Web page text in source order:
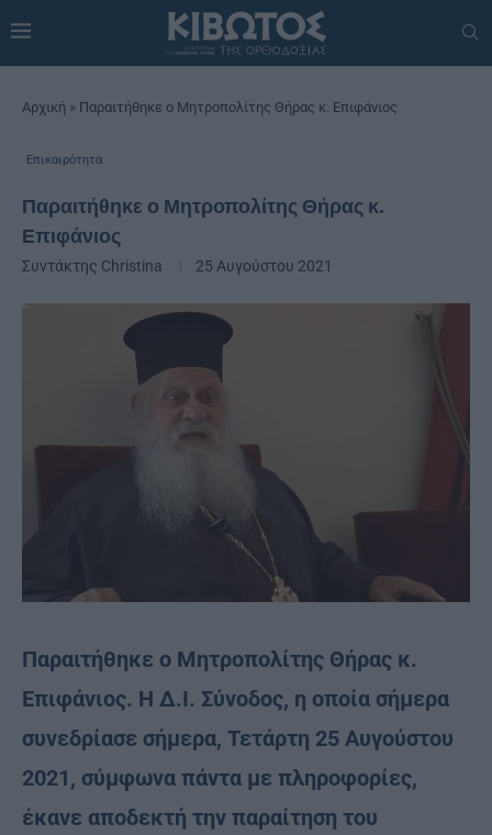
Αρχική » Παραιτήθηκε ο Μητροπολίτης Θήρας κ. Επιφάνιος
Επικαιρότητα
Παραιτήθηκε ο Μητροπολίτης Θήρας κ.
Επιφάνιος
Συντάκτης Christina 25 Αυγούστου 2021
Παραιτήθηκε ο Μητροπολίτης Θήρας κ.
Επιφάνιος. Η Δ.Ι. Σύνοδος, η οποία σήμερα
συνεδρίασε σήμερα, Τετάρτη 25 Αυγούστου
2021, σύμφωνα πάντα με πληροφορίες,
έκανε αποδεκτή την παραίτηση του